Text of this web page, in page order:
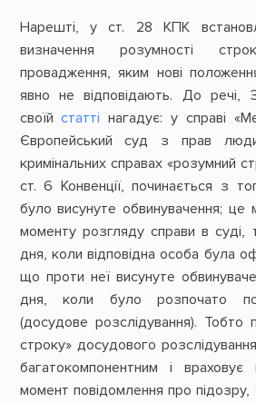
Нарешті, у ст. 28 КПК
визначення розумності
провадження, яким нові
явно не відповідають. До речі,
своїйстатті нагадує: у справі
Європейський суд з прав
кримінальних справах «розумний
ст. 6 Конвенції, починається з
було висунуте обвинувачення;
моменту розгляду справи в суді,
дня, коли відповідна особа була
що проти неї висунуте
дня, коли було розпочато
(досудове розслідування). Тобто
строку» досудового
багатокомпонентним і враховує
момент повідомлення про підозру,